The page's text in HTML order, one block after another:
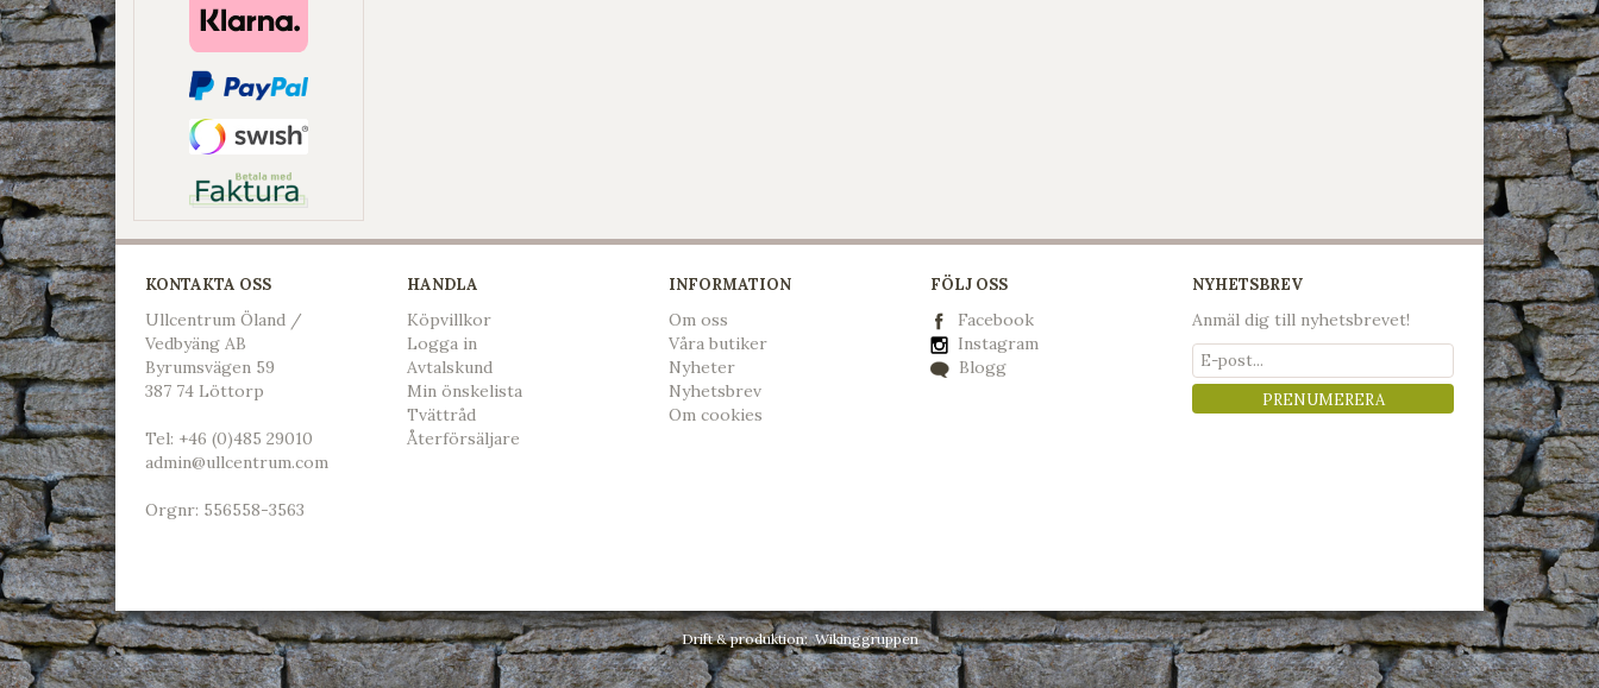
KONTAKTA OSS
Ullcentrum Öland /
Vedbyäng AB
Byrumsvägen 59
387 74 Löttorp
Tel: +46 (0)485 29010
admin@ullcentrum.com
Orgnr: 556558-3563
HANDLA
Köpvillkor
Logga in
Avtalskund
Min önskelista
Tvättråd
Återförsäljare
INFORMATION
Om oss
Våra butiker
Nyheter
Nyhetsbrev
Om cookies
FÖLJ OSS
Facebook
Instagram
Blogg
NYHETSBREV
Anmäl dig till nyhetsbrevet!
PRENUMERERA
Drift & produktion:Wikinggruppen